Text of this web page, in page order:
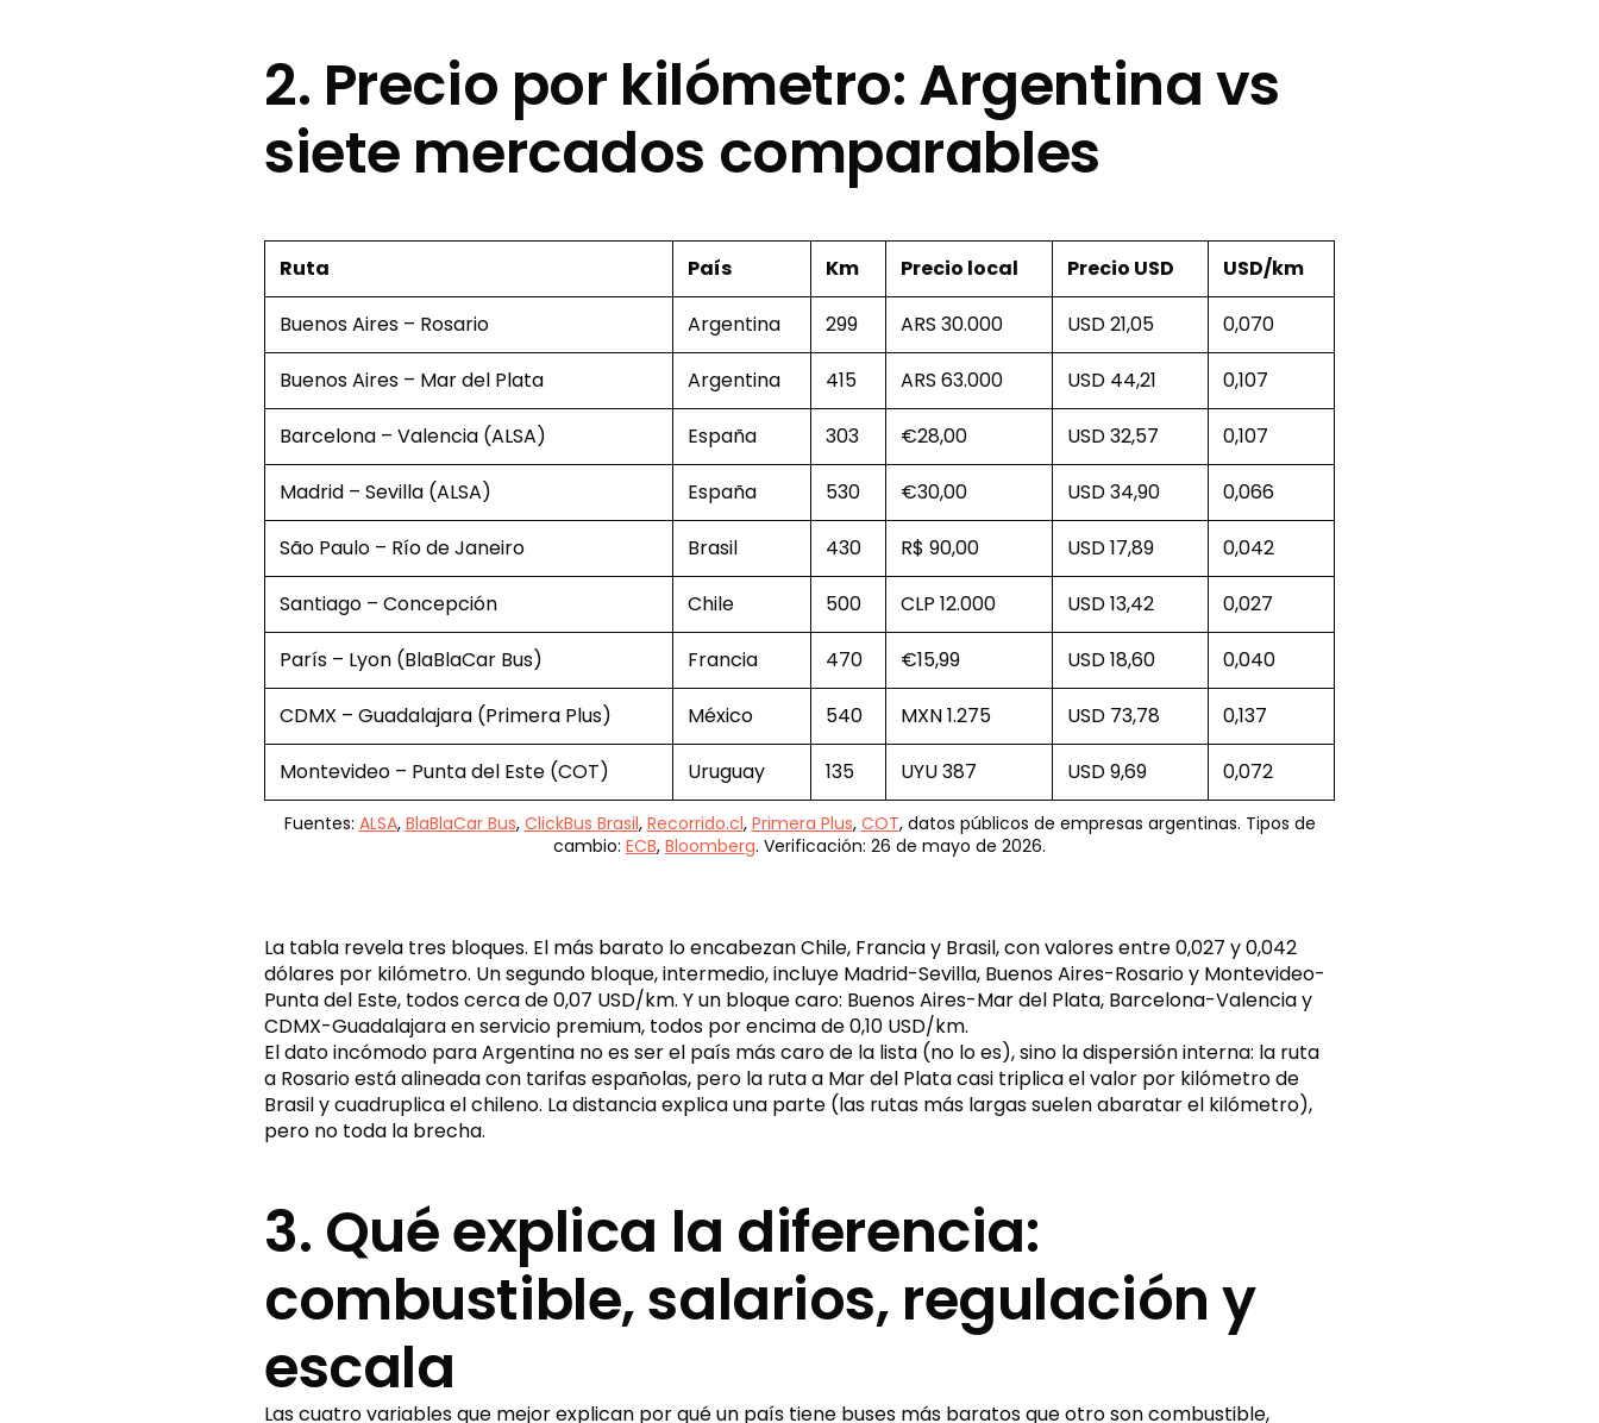
2. Precio por kilómetro: Argentina vs
siete mercados comparables
Ruta País Km Precio local Precio USD USD/km
Buenos Aires – Rosario Argentina 299 ARS 30.000 USD 21,05 0,070
Buenos Aires – Mar del Plata Argentina 415 ARS 63.000 USD 44,21 0,107
Barcelona – Valencia (ALSA) España 303 €28,00 USD 32,57 0,107
Madrid – Sevilla (ALSA) España 530 €30,00 USD 34,90 0,066
São Paulo – Río de Janeiro Brasil 430 R$ 90,00 USD 17,89 0,042
Santiago – Concepción Chile 500 CLP 12.000 USD 13,42 0,027
París – Lyon (BlaBlaCar Bus) Francia 470 €15,99 USD 18,60 0,040
CDMX – Guadalajara (Primera Plus) México 540 MXN 1.275 USD 73,78 0,137
Montevideo – Punta del Este (COT) Uruguay 135 UYU 387 USD 9,69 0,072
Fuentes: ALSA, BlaBlaCar Bus, ClickBus Brasil, Recorrido.cl, Primera Plus, COT, datos públicos de empresas argentinas. Tipos de
cambio: ECB, Bloomberg. Verificación: 26 de mayo de 2026.
La tabla revela tres bloques. El más barato lo encabezan Chile, Francia y Brasil, con valores entre 0,027 y 0,042
dólares por kilómetro. Un segundo bloque, intermedio, incluye Madrid-Sevilla, Buenos Aires-Rosario y Montevideo-
Punta del Este, todos cerca de 0,07 USD/km. Y un bloque caro: Buenos Aires-Mar del Plata, Barcelona-Valencia y
CDMX-Guadalajara en servicio premium, todos por encima de 0,10 USD/km.
El dato incómodo para Argentina no es ser el país más caro de la lista (no lo es), sino la dispersión interna: la ruta
a Rosario está alineada con tarifas españolas, pero la ruta a Mar del Plata casi triplica el valor por kilómetro de
Brasil y cuadruplica el chileno. La distancia explica una parte (las rutas más largas suelen abaratar el kilómetro),
pero no toda la brecha.
3. Qué explica la diferencia:
combustible, salarios, regulación y
escala
Las cuatro variables que mejor explican por qué un país tiene buses más baratos que otro son combustible,